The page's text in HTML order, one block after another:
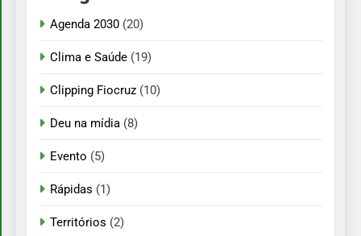
Agenda 2030 (20)
Clima e Saúde (19)
Clipping Fiocruz (10)
Deu na mídia (8)
Evento (5)
Rápidas (1)
Territórios (2)